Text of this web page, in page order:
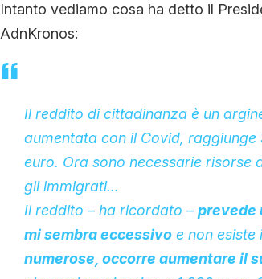
Intanto vediamo cosa ha detto il
AdnKronos:
Il reddito di cittadinanza è un
aumentata con il Covid,
euro. Ora sono necessarie risorse
gli immigrati…
Il reddito – ha ricordato –prevede
mi sembra eccessivoe non esiste
numerose, occorre aumentare il